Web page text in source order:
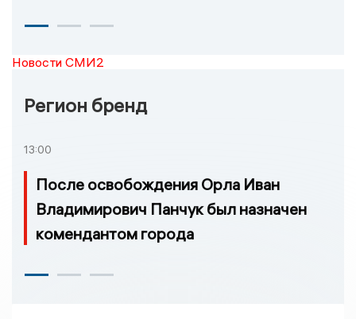
Новости СМИ2
Регион бренд
13:00
После освобождения Орла Иван
Владимирович Панчук был назначен
комендантом города